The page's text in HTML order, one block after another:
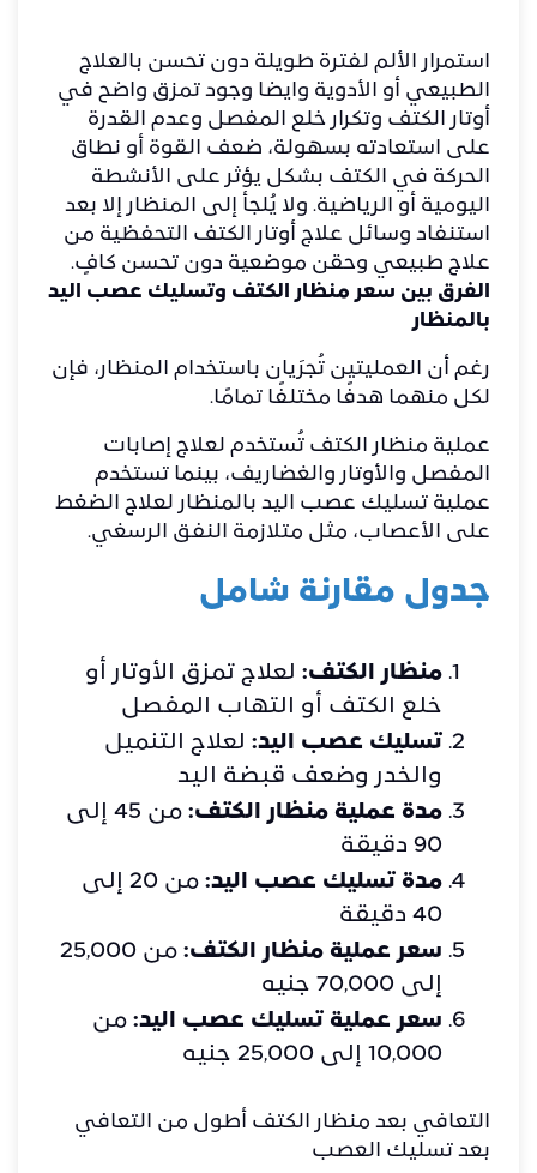
استمرار الألم لفترة طويلة دون تحسن بالعلاج
الطبيعي أو الأدوية وايضا وجود تمزق واضح في
أوتار الكتف وتكرار خلع المفصل وعدم القدرة
على استعادته بسهولة، ضعف القوة أو نطاق
الحركة في الكتف بشكل يؤثر على الأنشطة
اليومية أو الرياضية. ولا يُلجأ إلى المنظار إلا بعد
استنفاد وسائل علاج أوتار الكتف التحفظية من
علاج طبيعي وحقن موضعية دون تحسن كافٍ.
الفرق بين سعر منظار الكتف وتسليك عصب اليد
بالمنظار
رغم أن العمليتين تُجرَيان باستخدام المنظار، فإن
لكل منهما هدفًا مختلفًا تمامًا.
عملية منظار الكتف تُستخدم لعلاج إصابات
المفصل والأوتار والغضاريف، بينما تستخدم
عملية تسليك عصب اليد بالمنظار لعلاج الضغط
على الأعصاب، مثل متلازمة النفق الرسغي.
جدول مقارنة شامل
منظار الكتف: لعلاج تمزق الأوتار أو
خلع الكتف أو التهاب المفصل
تسليك عصب اليد: لعلاج التنميل
والخدر وضعف قبضة اليد
مدة عملية منظار الكتف:
من 45 إلى
90 دقيقة
مدة تسليك عصب اليد:
من 20 إلى
40 دقيقة
سعر عملية منظار الكتف:
من 25,000
إلى 70,000 جنيه
سعر عملية تسليك عصب اليد: من
10,000 إلى 25,000 جنيه
التعافي بعد منظار الكتف أطول من التعافي
بعد تسليك العصب